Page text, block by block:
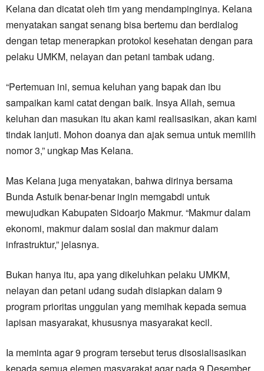
Kelana dan dicatat oleh tim yang mendampinginya. Kelana
menyatakan sangat senang bisa bertemu dan berdialog
dengan tetap menerapkan protokol kesehatan dengan para
pelaku UMKM, nelayan dan petani tambak udang.
“Pertemuan ini, semua keluhan yang bapak dan ibu
sampaikan kami catat dengan baik. Insya Allah, semua
keluhan dan masukan itu akan kami realisasikan, akan kami
tindak lanjuti. Mohon doanya dan ajak semua untuk memilih
nomor 3,” ungkap Mas Kelana.
Mas Kelana juga menyatakan, bahwa dirinya bersama
Bunda Astuik benar-benar ingin memgabdi untuk
mewujudkan Kabupaten Sidoarjo Makmur. “Makmur dalam
ekonomi, makmur dalam sosial dan makmur dalam
infrastruktur,” jelasnya.
Bukan hanya itu, apa yang dikeluhkan pelaku UMKM,
nelayan dan petani udang sudah disiapkan dalam 9
program prioritas unggulan yang memihak kepada semua
lapisan masyarakat, khususnya masyarakat kecil.
Ia meminta agar 9 program tersebut terus disosialisasikan